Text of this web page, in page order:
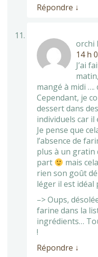
Répondre ↓
orchi
14 h
J’ai
mangé à midi ….
Cependant, je
dessert dans
individuels car il
Je pense que
l’absence de
plus à un
part
mais
rien son goût
léger il est idéal
–> Oups,
farine dans la
ingrédients…
!
Répondre ↓